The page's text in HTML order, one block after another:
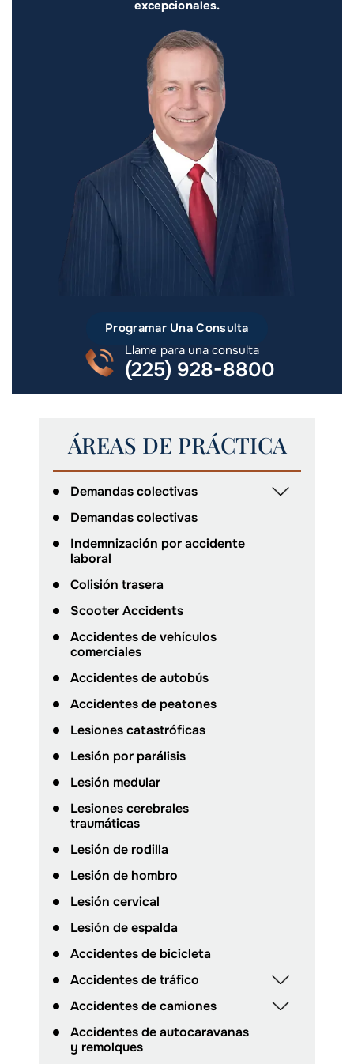
excepcionales.
Programar Una Consulta
Llame para una consulta
(225) 928-8800
ÁREAS DE PRÁCTICA
Demandas colectivas
Demandas colectivas
Indemnización por accidente
laboral
Colisión trasera
Scooter Accidents
Accidentes de vehículos
comerciales
Accidentes de autobús
Accidentes de peatones
Lesiones catastróficas
Lesión por parálisis
Lesión medular
Lesiones cerebrales
traumáticas
Lesión de rodilla
Lesión de hombro
Lesión cervical
Lesión de espalda
Accidentes de bicicleta
Accidentes de tráfico
Accidentes de camiones
Accidentes de autocaravanas
y remolques